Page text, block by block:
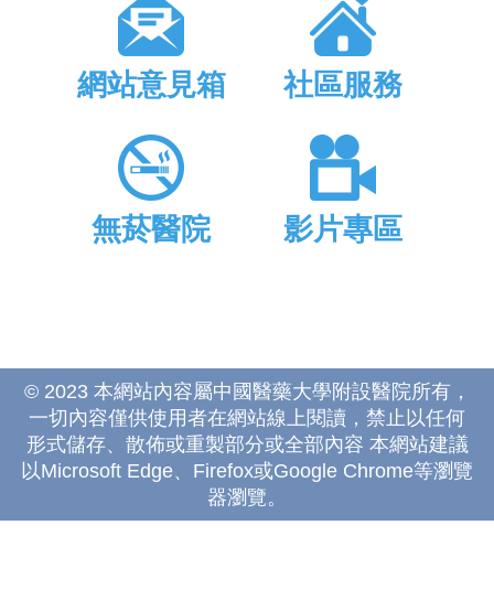
網站意見箱 社區服務
無菸醫院 影片專區
© 2023 本網站內容屬中國醫藥大學附設醫院所有，
一切內容僅供使用者在網站線上閱讀，禁止以任何
形式儲存、散佈或重製部分或全部內容 本網站建議
以Microsoft Edge、Firefox或Google Chrome等瀏覽
器瀏覽。